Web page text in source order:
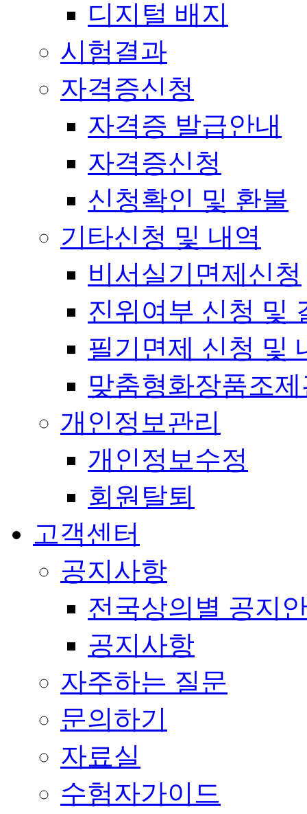
디지털 배지
시험결과
자격증신청
자격증 발급안내
자격증신청
신청확인 및 환불
기타신청 및 내역
비서실기면제신청
진위여부 신청 및
필기면제 신청 및
맞춤형화장품조
개인정보관리
개인정보수정
회원탈퇴
고객센터
공지사항
전국상의별 공지
공지사항
자주하는 질문
문의하기
자료실
수험자가이드